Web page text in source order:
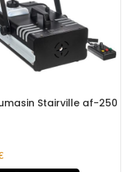
Stairville af-250